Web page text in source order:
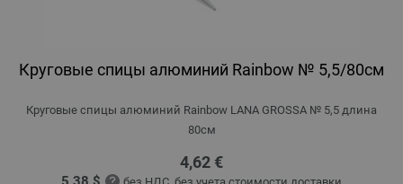
Круговые спицы алюминий Rainbow № 5,5/80см
Круговые спицы алюминий Rainbow LANA GROSSA № 5,5 длина
80см
4,62 €